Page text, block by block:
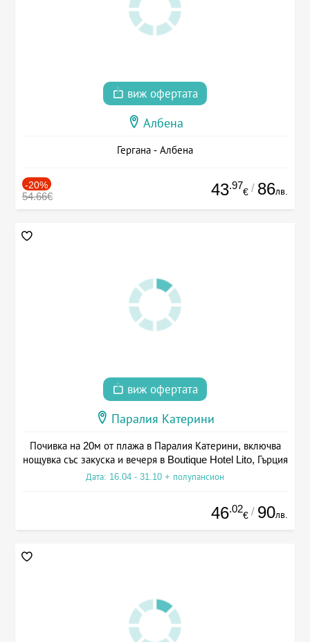
виж офертата
Албена
Гергана - Албена
-20%
54.66€ 43.97
€ / 86лв.
виж офертата
Паралия Катерини
Почивка на 20м от плажа в Паралия Катерини, включва
нощувка със закуска и вечеря в Boutique Hotel Lito, Гърция
Дата: 16.04 - 31.10 + полупансион
46.02
€ / 90лв.